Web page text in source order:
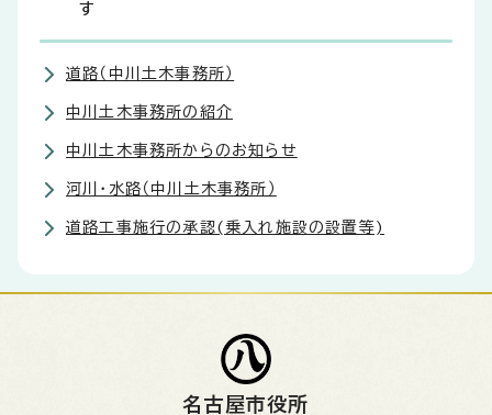
す
道路（中川土木事務所）
中川土木事務所の紹介
中川土木事務所からのお知らせ
河川・水路（中川土木事務所）
道路工事施行の承認(乗入れ施設の設置等)
名古屋市役所